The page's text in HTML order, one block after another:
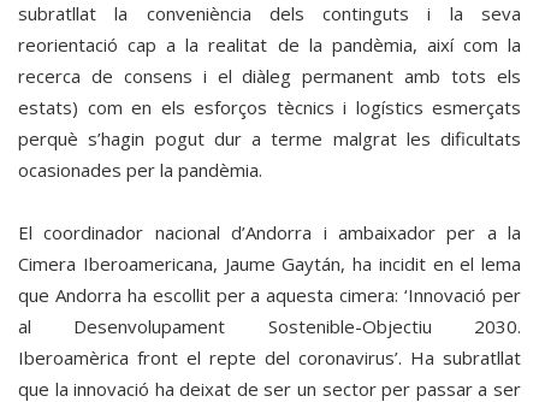
subratllat la conveniència dels continguts i la seva
reorientació cap a la realitat de la pandèmia, així com la
recerca de consens i el diàleg permanent amb tots els
estats) com en els esforços tècnics i logístics esmerçats
perquè s’hagin pogut dur a terme malgrat les dificultats
ocasionades per la pandèmia.
El coordinador nacional d’Andorra i ambaixador per a la
Cimera Iberoamericana, Jaume Gaytán, ha incidit en el lema
que Andorra ha escollit per a aquesta cimera: ‘Innovació per
al Desenvolupament Sostenible-Objectiu 2030.
Iberoamèrica front el repte del coronavirus’. Ha subratllat
que la innovació ha deixat de ser un sector per passar a ser